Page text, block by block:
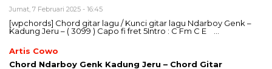
Jumat, 7 Februari 2025 - 16:45
[wpchords] Chord gitar lagu / Kunci gitar lagu Ndarboy Genk –
Kadung Jeru – ( 3099 ) Capo fi fret 5Intro : C Fm C E …
Artis Cowo
Chord Ndarboy Genk Kadung Jeru – Chord Gitar